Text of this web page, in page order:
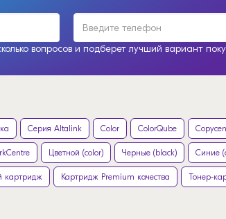
вопросов и подберет лучший вариант
Серия Altalink Color ColorQube
Цветной (color) Черные (black) Синие
картридж Картридж Premium качества Тонер-